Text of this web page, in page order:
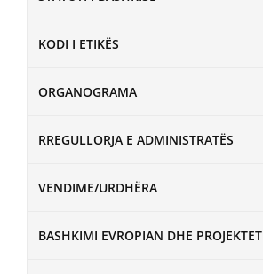
KODI I ETIKËS
ORGANOGRAMA
RREGULLORJA E ADMINISTRATËS
VENDIME/URDHËRA
BASHKIMI EVROPIAN DHE PROJEKTET